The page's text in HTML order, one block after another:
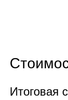
Итоговая